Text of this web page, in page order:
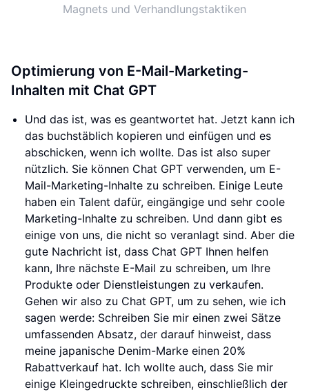
Magnets und Verhandlungstaktiken
Optimierung von E-Mail-Marketing-
Inhalten mit Chat GPT
Und das ist, was es geantwortet hat. Jetzt kann ich
das buchstäblich kopieren und einfügen und es
abschicken, wenn ich wollte. Das ist also super
nützlich. Sie können Chat GPT verwenden, um E-
Mail-Marketing-Inhalte zu schreiben. Einige Leute
haben ein Talent dafür, eingängige und sehr coole
Marketing-Inhalte zu schreiben. Und dann gibt es
einige von uns, die nicht so veranlagt sind. Aber die
gute Nachricht ist, dass Chat GPT Ihnen helfen
kann, Ihre nächste E-Mail zu schreiben, um Ihre
Produkte oder Dienstleistungen zu verkaufen.
Gehen wir also zu Chat GPT, um zu sehen, wie ich
sagen werde: Schreiben Sie mir einen zwei Sätze
umfassenden Absatz, der darauf hinweist, dass
meine japanische Denim-Marke einen 20%
Rabattverkauf hat. Ich wollte auch, dass Sie mir
einige Kleingedruckte schreiben, einschließlich der